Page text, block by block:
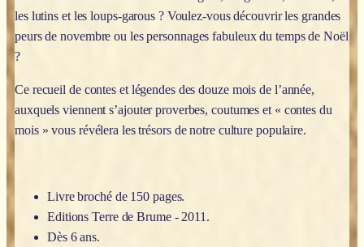
les lutins et les loups-garous ? Voulez-vous découvrir les grandes
peurs de novembre ou les personnages fabuleux du temps de Noël
?
Ce recueil de contes et légendes des douze mois de l’année,
auxquels viennent s’ajouter proverbes, coutumes et « contes du
mois » vous révélera les trésors de notre culture populaire.
Livre broché de 150 pages.
Editions Terre de Brume - 2011.
Dès 6 ans.